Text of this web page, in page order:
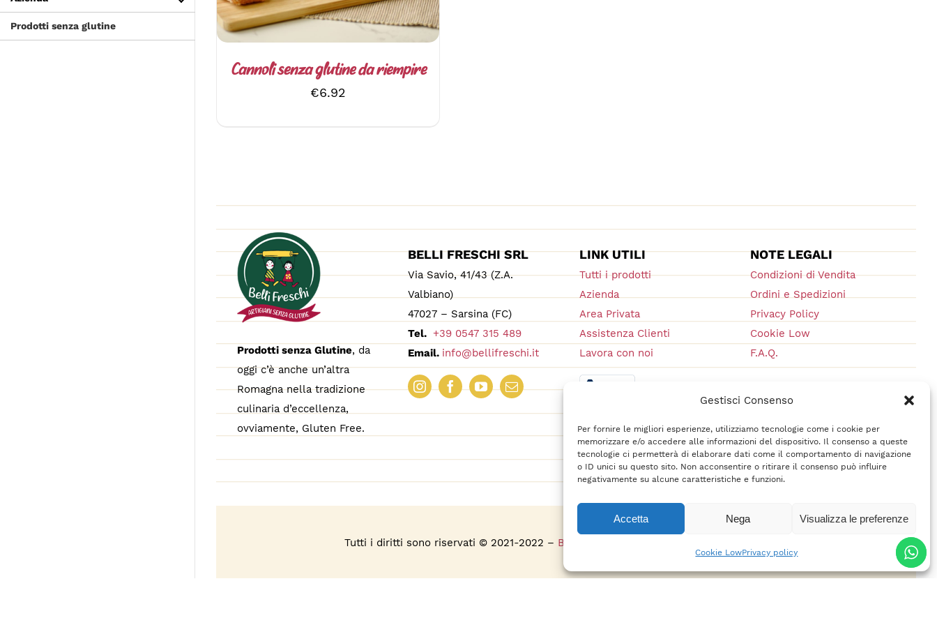
Gestisci Consenso
Per fornire le migliori esperienze, utilizziamo tecnologie come i cookie per
memorizzare e/o accedere alle informazioni del dispositivo. Il consenso a queste
tecnologie ci permetterà di elaborare dati come il comportamento di navigazione
o ID unici su questo sito. Non acconsentire o ritirare il consenso può influire
negativamente su alcune caratteristiche e funzioni.
Accetta Nega Visualizza le preferenze
Cookie LowPrivacy policy
Prodotti senza glutine
Cannoli senza glutine da riempire
€6.92
Prodotti senza Glutine, da
oggi c’è anche un’altra
Romagna nella tradizione
culinaria d’eccellenza,
ovviamente, Gluten Free.
BELLI FRESCHI SRL
Via Savio, 41/43 (Z.A.
Valbiano)
47027 – Sarsina (FC)
Tel. +39 0547 315 489
Email. info@bellifreschi.it
LINK UTILI
Tutti i prodotti
Azienda
Area Privata
Assistenza Clienti
Lavora con noi
NOTE LEGALI
Condizioni di Vendita
Ordini e Spedizioni
Privacy Policy
Cookie Low
F.A.Q.
Tutti i diritti sono riservati © 2021-2022 – BelliFreschi